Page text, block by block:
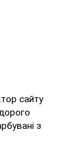
сайту
з